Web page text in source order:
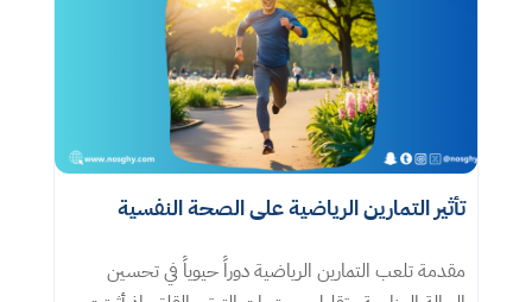
تأثير التمارين الرياضية على الصحة النفسية
مقدمة تلعب التمارين الرياضية دوراً حيوياً في تحسين